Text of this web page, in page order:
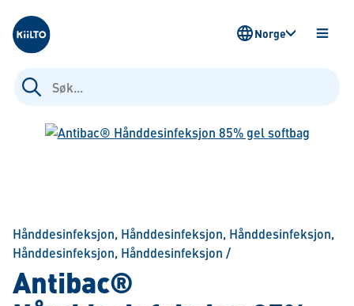
Kiilto Norway
Søk
etter:
ÅPNE
Norge
Hånddesinfeksjon, Hånddesinfeksjon, Hånddesinfeksjon,
Hånddesinfeksjon, Hånddesinfeksjon /
Antibac®